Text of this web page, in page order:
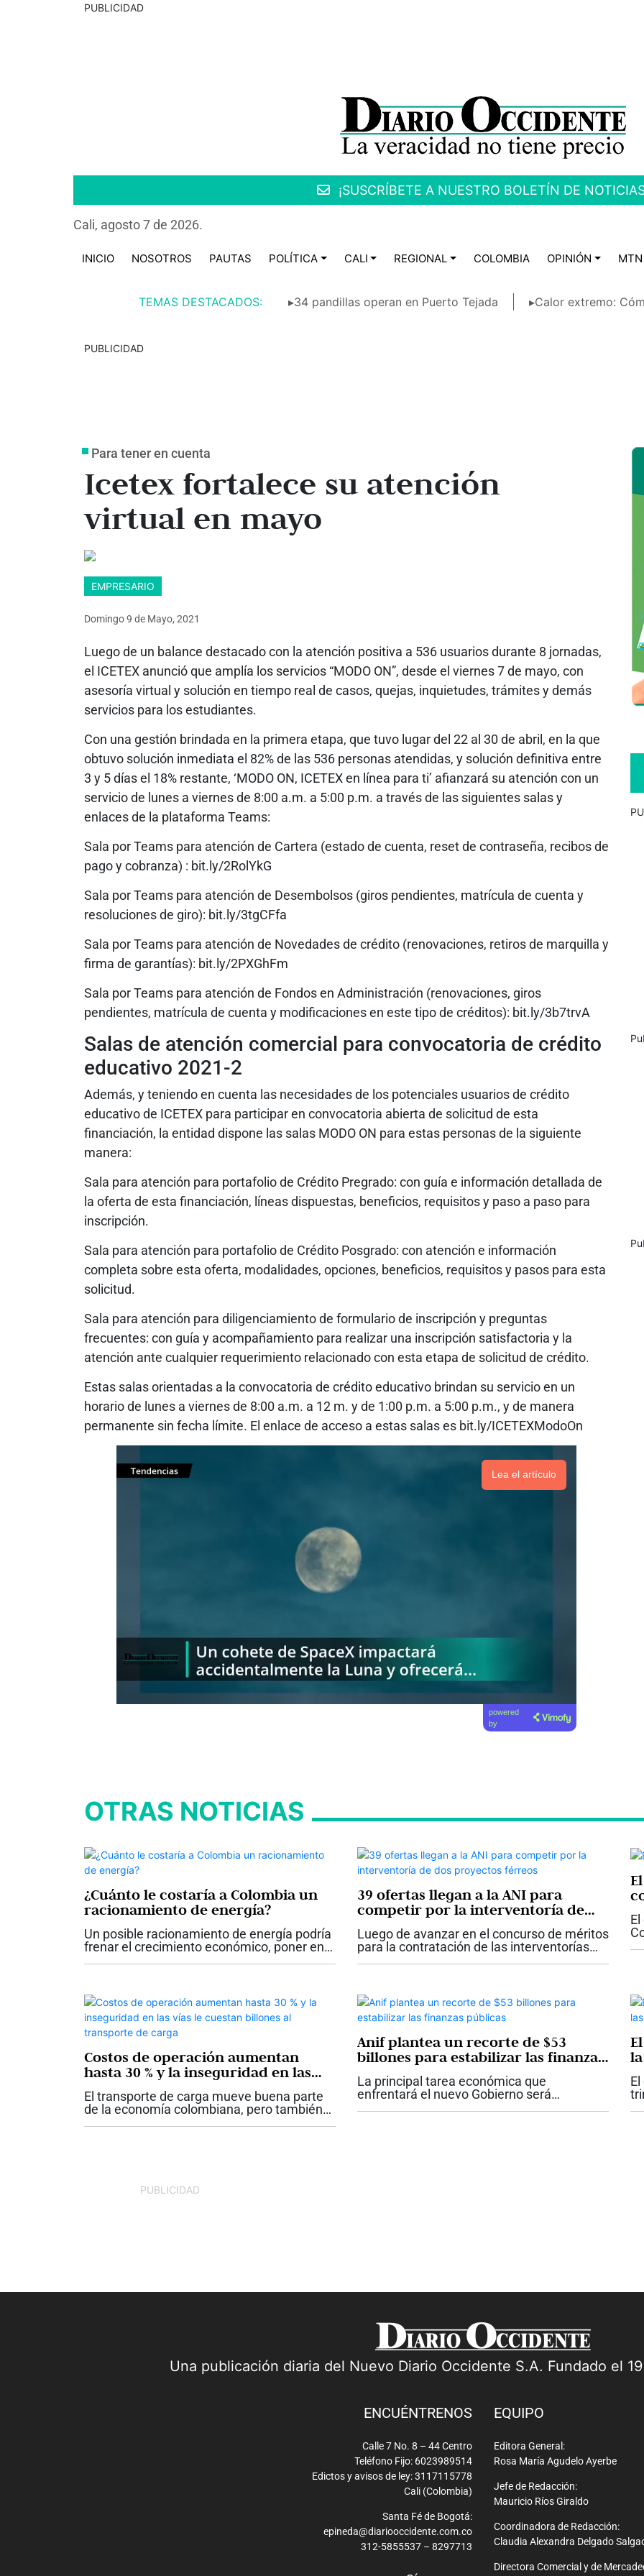
PUBLICIDAD
¡SUSCRÍBETE A NUESTRO BOLETÍN DE
Cali, agosto 7 de 2026.
INICIO NOSOTROS PAUTAS POLÍTICA CALI REGIONAL COLOMBIA OPINIÓN MTN
TEMAS DESTACADOS: ▸34 pandillas operan en Puerto Tejada ▸Calor extremo:
PUBLICIDAD
Para tener en cuenta
Icetex fortalece su atención
virtual en mayo
EMPRESARIO
Domingo 9 de Mayo, 2021
Luego de un balance destacado con la atención positiva a 536 usuarios durante 8 jornadas,
el ICETEX anunció que amplía los servicios “MODO ON”, desde el viernes 7 de mayo, con
asesoría virtual y solución en tiempo real de casos, quejas, inquietudes, trámites y demás
servicios para los estudiantes.
Con una gestión brindada en la primera etapa, que tuvo lugar del 22 al 30 de abril, en la que
obtuvo solución inmediata el 82% de las 536 personas atendidas, y solución definitiva entre
3 y 5 días el 18% restante, ‘MODO ON, ICETEX en línea para ti’ afianzará su atención con un
servicio de lunes a viernes de 8:00 a.m. a 5:00 p.m. a través de las siguientes salas y
enlaces de la plataforma Teams:
Sala por Teams para atención de Cartera (estado de cuenta, reset de contraseña, recibos de
pago y cobranza) : bit.ly/2RolYkG
Sala por Teams para atención de Desembolsos (giros pendientes, matrícula de cuenta y
resoluciones de giro): bit.ly/3tgCFfa
Sala por Teams para atención de Novedades de crédito (renovaciones, retiros de marquilla y
firma de garantías): bit.ly/2PXGhFm
Sala por Teams para atención de Fondos en Administración (renovaciones, giros
pendientes, matrícula de cuenta y modificaciones en este tipo de créditos): bit.ly/3b7trvA
Salas de atención comercial para convocatoria de crédito
educativo 2021-2
Además, y teniendo en cuenta las necesidades de los potenciales usuarios de crédito
educativo de ICETEX para participar en convocatoria abierta de solicitud de esta
financiación, la entidad dispone las salas MODO ON para estas personas de la siguiente
manera:
Sala para atención para portafolio de Crédito Pregrado: con guía e información detallada de
la oferta de esta financiación, líneas dispuestas, beneficios, requisitos y paso a paso para
inscripción.
Sala para atención para portafolio de Crédito Posgrado: con atención e información
completa sobre esta oferta, modalidades, opciones, beneficios, requisitos y pasos para esta
solicitud.
Sala para atención para diligenciamiento de formulario de inscripción y preguntas
frecuentes: con guía y acompañamiento para realizar una inscripción satisfactoria y la
atención ante cualquier requerimiento relacionado con esta etapa de solicitud de crédito.
Estas salas orientadas a la convocatoria de crédito educativo brindan su servicio en un
horario de lunes a viernes de 8:00 a.m. a 12 m. y de 1:00 p.m. a 5:00 p.m., y de manera
permanente sin fecha límite. El enlace de acceso a estas salas es bit.ly/ICETEXModoOn
Lea el artículo
powered
by
OTRAS NOTICIAS
¿Cuánto le costaría a Colombia un
racionamiento de energía?
Un posible racionamiento de energía podría
frenar el crecimiento económico, poner en
39 ofertas llegan a la ANI para
competir por la interventoría de
dos proyectos férreos
Luego de avanzar en el concurso de méritos
para la contratación de las interventorías
Costos de operación aumentan
hasta 30 % y la inseguridad en las
vías le cuestan billones al
transporte de carga
El transporte de carga mueve buena parte
de la economía colombiana, pero también
Anif plantea un recorte de $53
billones para estabilizar las finanzas
públicas
La principal tarea económica que
enfrentará el nuevo Gobierno será
PUBLICIDAD
Una publicación diaria del Nuevo Diario Occidente S.A. Fundado el
ENCUÉNTRENOS
Calle 7 No. 8 – 44 Centro
Teléfono Fijo: 6023989514
Edictos y avisos de ley: 3117115778
Cali (Colombia)
Santa Fé de Bogotá:
epineda@diariooccidente.com.co
312-5855537 – 8297713
EQUIPO
Editora General:
Rosa María Agudelo Ayerbe
Jefe de Redacción:
Mauricio Ríos Giraldo
Coordinadora de Redacción:
Claudia Alexandra Delgado
Directora Comercial y de